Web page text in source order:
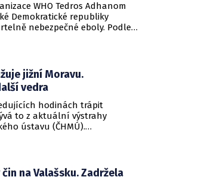
WHO Tedros Adhanom
Demokratické republiky
nebezpečné eboly. Podle
jižní Moravu.
vedra
hodinách trápit
to z aktuální výstrahy
ústavu (ČHMÚ).
na Valašsku. Zadržela